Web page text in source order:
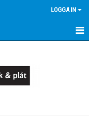
LOGGA IN